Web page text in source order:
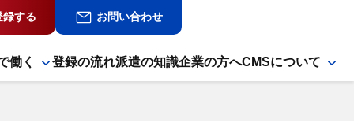
録する お問い合わせ
働く 登録の流れ派遣の知識企業の方へCMSについて